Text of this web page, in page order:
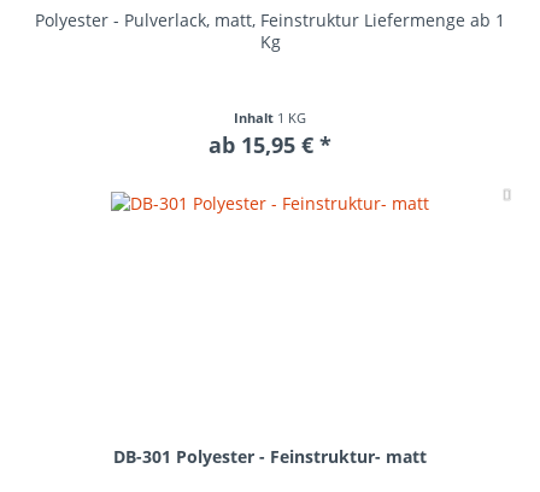
Polyester - Pulverlack, matt, Feinstruktur Liefermenge ab 1
Kg
Inhalt 1 KG
ab 15,95 € *
DB-301 Polyester - Feinstruktur- matt